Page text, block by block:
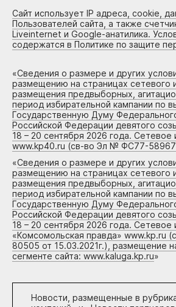
Сайт использует IP адреса, cookie,
Пользователей сайта, а также
Liveinternet и Google-анатилика.
содержатся в Политике по защите
«Сведения о размере и других
размещению на страницах сетевого
размещения предвыборных,
период избирательной кампании по
Государственную Думу
Российской Федерации девятого
18 – 20 сентября 2026 года. Сетевое
www.kp40.ru (св-во Эл № ФС77-58967
«Сведения о размере и других
размещению на страницах сетевого
размещения предвыборных,
период избирательной кампании по
Государственную Думу
Российской Федерации девятого
18 – 20 сентября 2026 года. Сетевое
«Комсомольская правда» www.kp.ru
80505 от 15.03.2021г.), размещение
сегменте сайта: www.kaluga.kp.ru»
Новости, размещенные в